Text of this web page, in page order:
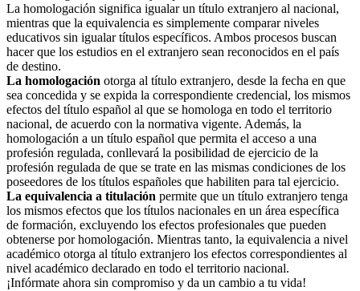
La homologación significa igualar un título extranjero al nacional,
mientras que la equivalencia es simplemente comparar niveles
educativos sin igualar títulos específicos. Ambos procesos buscan
hacer que los estudios en el extranjero sean reconocidos en el país
de destino.
La homologación otorga al título extranjero, desde la fecha en que
sea concedida y se expida la correspondiente credencial, los mismos
efectos del título español al que se homologa en todo el territorio
nacional, de acuerdo con la normativa vigente. Además, la
homologación a un título español que permita el acceso a una
profesión regulada, conllevará la posibilidad de ejercicio de la
profesión regulada de que se trate en las mismas condiciones de los
poseedores de los títulos españoles que habiliten para tal ejercicio.
La equivalencia a titulación permite que un título extranjero tenga
los mismos efectos que los títulos nacionales en un área específica
de formación, excluyendo los efectos profesionales que pueden
obtenerse por homologación. Mientras tanto, la equivalencia a nivel
académico otorga al título extranjero los efectos correspondientes al
nivel académico declarado en todo el territorio nacional.
¡Infórmate ahora sin compromiso y da un cambio a tu vida!